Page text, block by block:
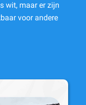
wit, maar er zijn
voor andere